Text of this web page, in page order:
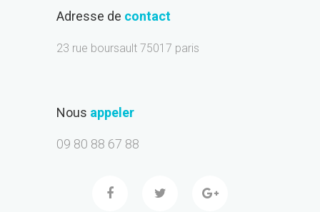
Adresse de contact
23 rue boursault 75017 paris
Nous appeler
09 80 88 67 88